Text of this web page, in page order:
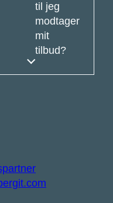
til jeg
modtager
mit
tilbud?